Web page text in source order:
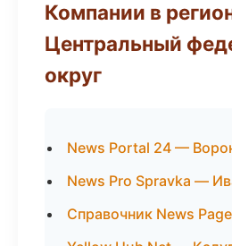
Компании в
Центральный
округ
News Portal 24 —
News Pro Spravka —
Справочник News